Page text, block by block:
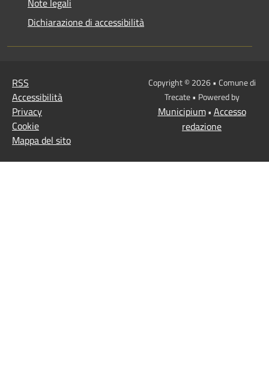
Note legali
Dichiarazione di accessibilità
RSS
Accessibilità
Privacy
Cookie
Mappa del sito
Copyright © 2026 • Comune di
Trecate • Powered by
Municipium• Accesso
redazione